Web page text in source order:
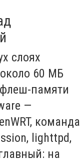
слоях
60 МБ
памяти
—
команда
lighttpd,
на